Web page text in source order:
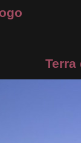
Terra